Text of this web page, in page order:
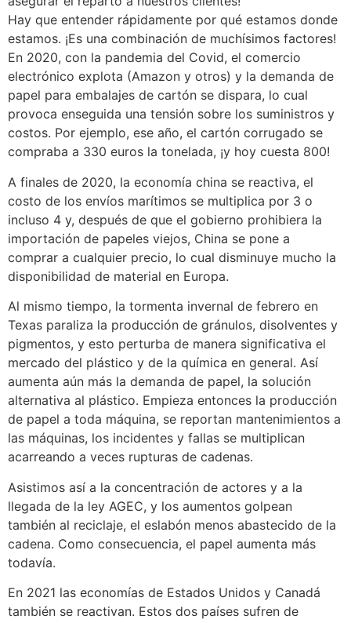
Hay que entender rápidamente por qué estamos donde
estamos. ¡Es una combinación de muchísimos factores!
En 2020, con la pandemia del Covid, el comercio
electrónico explota (Amazon y otros) y la demanda de
papel para embalajes de cartón se dispara, lo cual
provoca enseguida una tensión sobre los suministros y
costos. Por ejemplo, ese año, el cartón corrugado se
compraba a 330 euros la tonelada, ¡y hoy cuesta 800!
A finales de 2020, la economía china se reactiva, el
costo de los envíos marítimos se multiplica por 3 o
incluso 4 y, después de que el gobierno prohibiera la
importación de papeles viejos, China se pone a
comprar a cualquier precio, lo cual disminuye mucho la
disponibilidad de material en Europa.
Al mismo tiempo, la tormenta invernal de febrero en
Texas paraliza la producción de gránulos, disolventes y
pigmentos, y esto perturba de manera significativa el
mercado del plástico y de la química en general. Así
aumenta aún más la demanda de papel, la solución
alternativa al plástico. Empieza entonces la producción
de papel a toda máquina, se reportan mantenimientos a
las máquinas, los incidentes y fallas se multiplican
acarreando a veces rupturas de cadenas.
Asistimos así a la concentración de actores y a la
llegada de la ley AGEC, y los aumentos golpean
también al reciclaje, el eslabón menos abastecido de la
cadena. Como consecuencia, el papel aumenta más
todavía.
En 2021 las economías de Estados Unidos y Canadá
también se reactivan. Estos dos países sufren de